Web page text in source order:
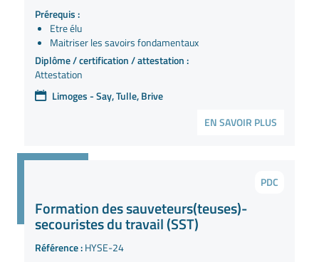
Prérequis :
Etre élu
Maitriser les savoirs fondamentaux
Diplôme / certification / attestation :
Attestation
Limoges - Say, Tulle, Brive
EN SAVOIR PLUS
PDC
Formation des sauveteurs(teuses)-
secouristes du travail (SST)
Référence :HYSE-24